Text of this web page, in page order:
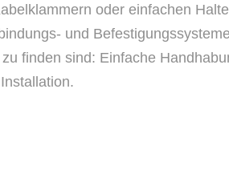
oder einfachen
und
finden sind: Einfache